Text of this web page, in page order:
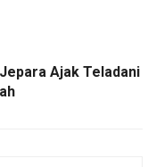
Ajak Teladani